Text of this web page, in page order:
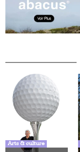
Arts & culture